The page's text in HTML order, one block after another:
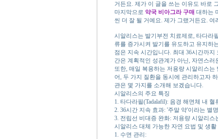
거든요. 제가 이 글을 쓰는 이유도 바로
마지막으로 약국 비아그라 구매 대하는
씬 더 잘 될 거예요. 제가 그랬거든요.
시알리스는 발기부전 치료제로, 타다라
류를 증가시켜 발기를 유도하고 유지하
점은 지속 시간입니다. 최대 36시간까
간은 계획적인 성관계가 아닌, 자연스
또한, 매일 복용하는 저용량 시알리스
어, 두 가지 질환을 동시에 관리하고자
관은 몇 가지를 소개해 보겠습니다.
시알리스의 주요 특징
1. 타다라필(Tadalafil): 음경 해면체 내
2. 36시간 지속 효과: '주말 약'이라는 별
3. 전립선 비대증 완화: 저용량 시알리
시알리스 대체 가능한 자연 요법 및 생활
1. 수면 관리: